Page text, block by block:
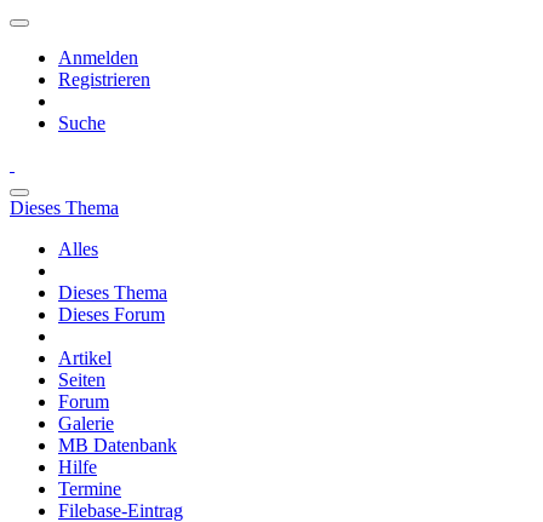
Anmelden
Registrieren
Suche
Dieses Thema
Alles
Dieses Thema
Dieses Forum
Artikel
Seiten
Forum
Galerie
MB Datenbank
Hilfe
Termine
Filebase-Eintrag